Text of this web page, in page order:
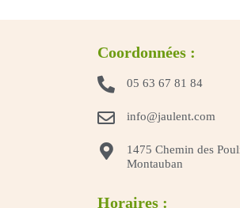
Coordonnées :
05 63 67 81 84
info@jaulent.com
1475 Chemin des
Montauban
Horaires :